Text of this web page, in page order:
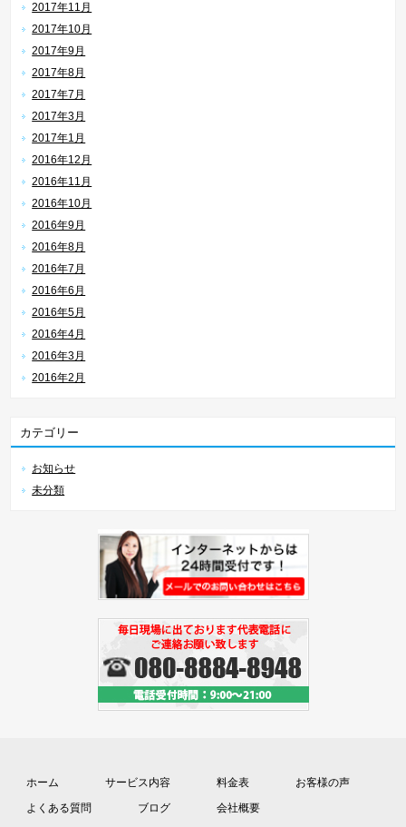
2017年11月
2017年10月
2017年9月
2017年8月
2017年7月
2017年3月
2017年1月
2016年12月
2016年11月
2016年10月
2016年9月
2016年8月
2016年7月
2016年6月
2016年5月
2016年4月
2016年3月
2016年2月
カテゴリー
お知らせ
未分類
ホーム サービス内容 料金表
お客様の声
よくある質問
ブログ
会社概要